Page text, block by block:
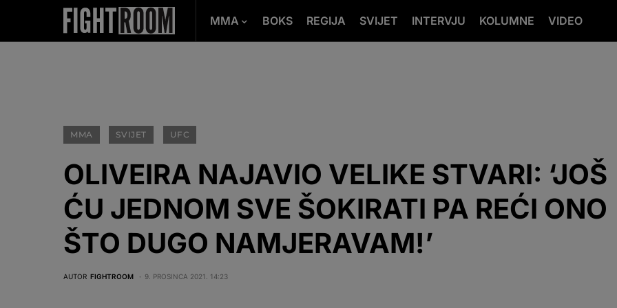
MMA BOKS REGIJA SVIJET INTERVJU KOLUMNE VIDEO
MMA SVIJET UFC
OLIVEIRA NAJAVIO VELIKE STVARI: ‘JOŠ
ĆU JEDNOM SVE ŠOKIRATI PA REĆI ONO
ŠTO DUGO NAMJERAVAM!’
AUTOR FIGHTROOM 9. PROSINCA 2021. 14:23